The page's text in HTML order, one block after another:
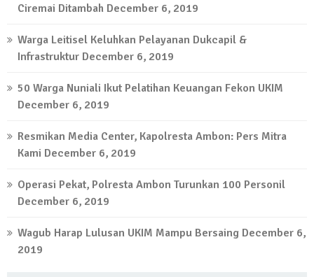
Ciremai Ditambah December 6, 2019
Warga Leitisel Keluhkan Pelayanan Dukcapil &
Infrastruktur December 6, 2019
50 Warga Nuniali Ikut Pelatihan Keuangan Fekon UKIM
December 6, 2019
Resmikan Media Center, Kapolresta Ambon: Pers Mitra
Kami December 6, 2019
Operasi Pekat, Polresta Ambon Turunkan 100 Personil
December 6, 2019
Wagub Harap Lulusan UKIM Mampu Bersaing December 6,
2019